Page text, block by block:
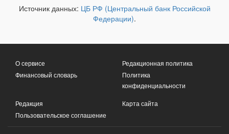
Источник данных: ЦБ РФ (Центральный банк Российской
Федерации).
О сервисе
Финансовый словарь
Редакционная политика
Политика
конфиденциальности
Редакция
Пользовательское соглашение
Карта сайта